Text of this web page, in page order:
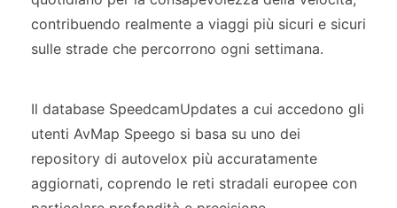
contribuendo realmente a viaggi più sicuri e sicuri
sulle strade che percorrono ogni settimana.
Il database SpeedcamUpdates a cui accedono gli
utenti AvMap Speego si basa su uno dei
repository di autovelox più accuratamente
aggiornati, coprendo le reti stradali europee con